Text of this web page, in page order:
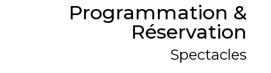
Programmation &
Réservation
Spectacles